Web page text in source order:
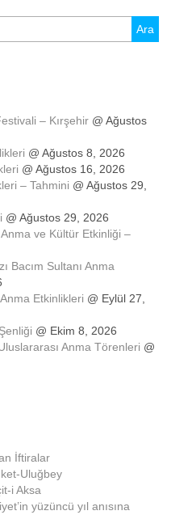
– Kırşehir @ Ağustos
@ Ağustos 8, 2026
@ Ağustos 16, 2026
– Tahmini @ Ağustos 29,
@ Ağustos 29, 2026
ve Kültür Etkinliği –
Bacım Sultanı Anma
Etkinlikleri @ Eylül 27,
@ Ekim 8, 2026
Anma Törenleri @
İftiralar
Uluğbey
i Aksa
yüzüncü yıl anısına